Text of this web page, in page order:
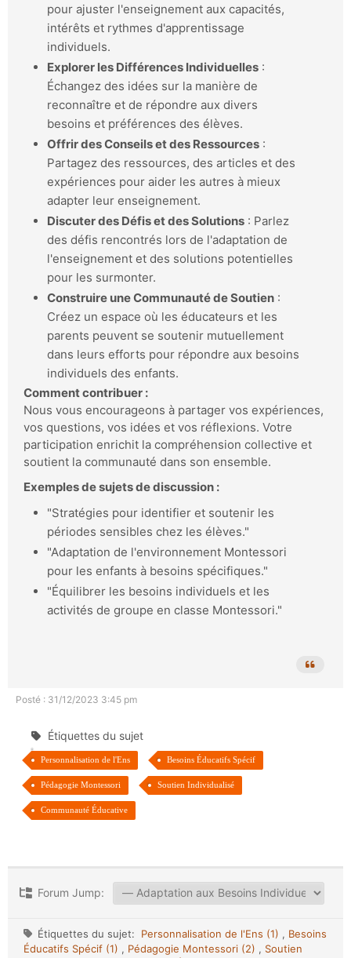
pour ajuster l'enseignement aux capacités,
intérêts et rythmes d'apprentissage
individuels.
Explorer les Différences Individuelles :
Échangez des idées sur la manière de
reconnaître et de répondre aux divers
besoins et préférences des élèves.
Offrir des Conseils et des Ressources :
Partagez des ressources, des articles et des
expériences pour aider les autres à mieux
adapter leur enseignement.
Discuter des Défis et des Solutions : Parlez
des défis rencontrés lors de l'adaptation de
l'enseignement et des solutions potentielles
pour les surmonter.
Construire une Communauté de Soutien :
Créez un espace où les éducateurs et les
parents peuvent se soutenir mutuellement
dans leurs efforts pour répondre aux besoins
individuels des enfants.
Comment contribuer :
Nous vous encourageons à partager vos expériences,
vos questions, vos idées et vos réflexions. Votre
participation enrichit la compréhension collective et
soutient la communauté dans son ensemble.
Exemples de sujets de discussion :
"Stratégies pour identifier et soutenir les
périodes sensibles chez les élèves."
"Adaptation de l'environnement Montessori
pour les enfants à besoins spécifiques."
"Équilibrer les besoins individuels et les
activités de groupe en classe Montessori."
Posté : 31/12/2023 3:45 pm
Étiquettes du sujet
Personnalisation de l'Ens Besoins Éducatifs Spécif
Pédagogie Montessori Soutien Individualisé
Communauté Éducative
Forum Jump:
Étiquettes du sujet: Personnalisation de l'Ens (1) , Besoins
Éducatifs Spécif (1) , Pédagogie Montessori (2) , Soutien